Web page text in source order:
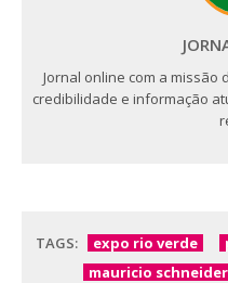
Jornal online com a missão
credibilidade e informação
TAGS: expo rio verde
mauricio schneider